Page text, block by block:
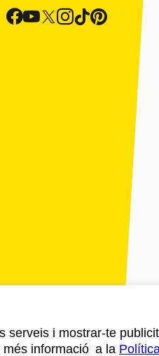
i mostrar-te
més informació a la